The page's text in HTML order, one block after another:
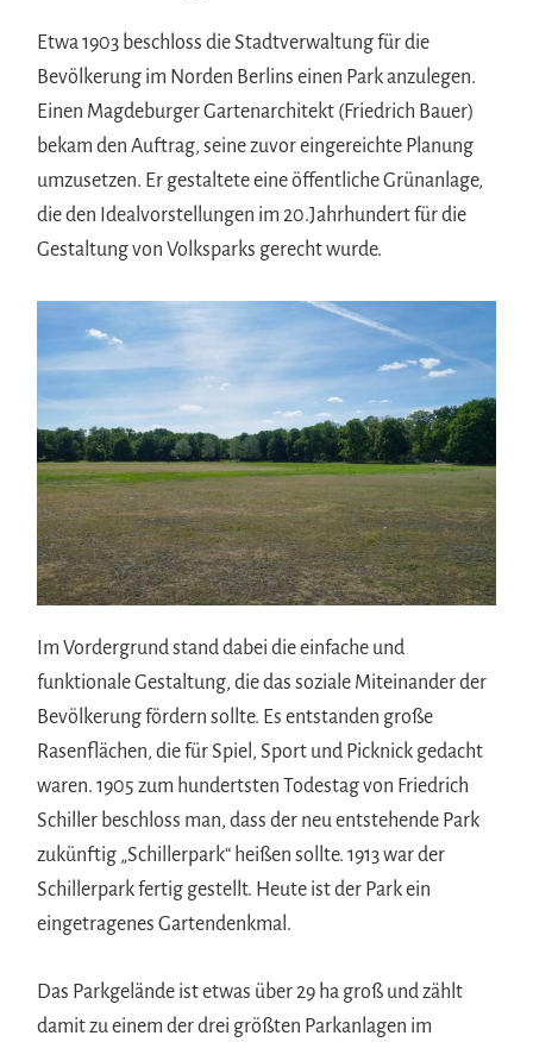
Etwa 1903 beschloss die Stadtverwaltung für die
Bevölkerung im Norden Berlins einen Park anzulegen.
Einen Magdeburger Gartenarchitekt (Friedrich Bauer)
bekam den Auftrag, seine zuvor eingereichte Planung
umzusetzen. Er gestaltete eine öffentliche Grünanlage,
die den Idealvorstellungen im 20.Jahrhundert für die
Gestaltung von Volksparks gerecht wurde.
Im Vordergrund stand dabei die einfache und
funktionale Gestaltung, die das soziale Miteinander der
Bevölkerung fördern sollte. Es entstanden große
Rasenflächen, die für Spiel, Sport und Picknick gedacht
waren. 1905 zum hundertsten Todestag von Friedrich
Schiller beschloss man, dass der neu entstehende Park
zukünftig „Schillerpark“ heißen sollte. 1913 war der
Schillerpark fertig gestellt. Heute ist der Park ein
eingetragenes Gartendenkmal.
Das Parkgelände ist etwas über 29 ha groß und zählt
damit zu einem der drei größten Parkanlagen im